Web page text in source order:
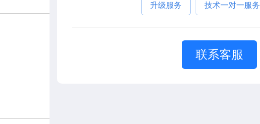
升级服务 技术一对一服务
联系客服